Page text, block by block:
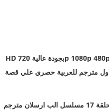
HD بجودة عالية 720p 1080p
العظمي حلقة 16 مترجمة الموسم الاول مترجم للعربية حصري علي قصة
الحلقة 17 الب ارسلان 17 الب ارسلان الحلقة 17 مترجم اعلان 1 الحلقة 17 مسلسل الب ارسلان مترجم